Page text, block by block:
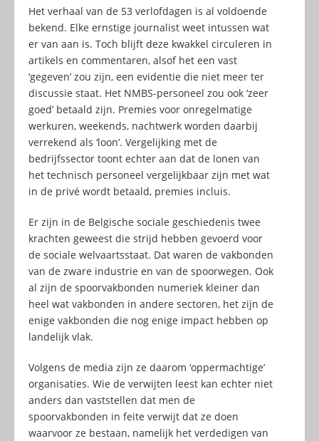
Het verhaal van de 53 verlofdagen is al voldoende
bekend. Elke ernstige journalist weet intussen wat
er van aan is. Toch blijft deze kwakkel circuleren in
artikels en commentaren, alsof het een vast
‘gegeven’ zou zijn, een evidentie die niet meer ter
discussie staat. Het NMBS-personeel zou ook ‘zeer
goed’ betaald zijn. Premies voor onregelmatige
werkuren, weekends, nachtwerk worden daarbij
verrekend als ‘loon’. Vergelijking met de
bedrijfssector toont echter aan dat de lonen van
het technisch personeel vergelijkbaar zijn met wat
in de privé wordt betaald, premies incluis.
Er zijn in de Belgische sociale geschiedenis twee
krachten geweest die strijd hebben gevoerd voor
de sociale welvaartsstaat. Dat waren de vakbonden
van de zware industrie en van de spoorwegen. Ook
al zijn de spoorvakbonden numeriek kleiner dan
heel wat vakbonden in andere sectoren, het zijn de
enige vakbonden die nog enige impact hebben op
landelijk vlak.
Volgens de media zijn ze daarom ‘oppermachtige’
organisaties. Wie de verwijten leest kan echter niet
anders dan vaststellen dat men de
spoorvakbonden in feite verwijt dat ze doen
waarvoor ze bestaan, namelijk het verdedigen van